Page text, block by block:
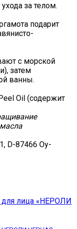
за телом.
подарит
с морской
затем
ванны.
Oil (содержит
D-87466 Oy-